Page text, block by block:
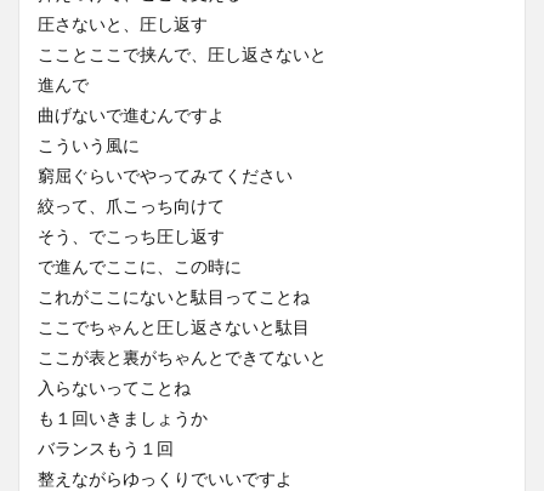
圧さないと、圧し返す
こことここで挟んで、圧し返さないと
進んで
曲げないで進むんですよ
こういう風に
窮屈ぐらいでやってみてください
絞って、爪こっち向けて
そう、でこっち圧し返す
で進んでここに、この時に
これがここにないと駄目ってことね
ここでちゃんと圧し返さないと駄目
ここが表と裏がちゃんとできてないと
入らないってことね
も１回いきましょうか
バランスもう１回
整えながらゆっくりでいいですよ